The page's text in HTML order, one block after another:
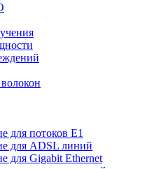
для потоков Е1
для ADSL линий
для Gigabit Ethernet